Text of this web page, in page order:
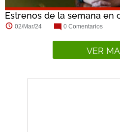
Estrenos de la semana en
02/Mar/24 0 Comentarios
VER